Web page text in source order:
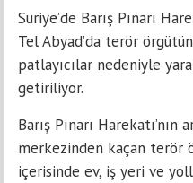
Suriye’de Barış Pınarı
Tel Abyad’da terör
patlayıcılar nedeniyle
getiriliyor.
Barış Pınarı Harekatı’nın
merkezinden kaçan terör
içerisinde ev, iş yeri ve